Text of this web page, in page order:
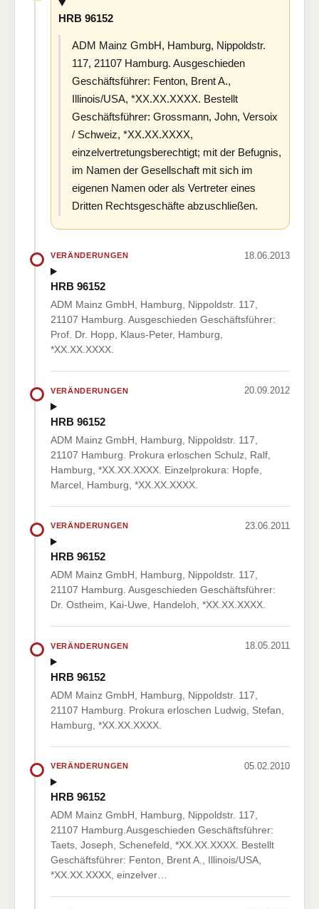
HRB 96152
ADM Mainz GmbH, Hamburg, Nippoldstr.
117, 21107 Hamburg. Ausgeschieden
Geschäftsführer: Fenton, Brent A.,
Illinois/USA, *XX.XX.XXXX. Bestellt
Geschäftsführer: Grossmann, John, Versoix
/ Schweiz, *XX.XX.XXXX,
einzelvertretungsberechtigt; mit der Befugnis,
im Namen der Gesellschaft mit sich im
eigenen Namen oder als Vertreter eines
Dritten Rechtsgeschäfte abzuschließen.
VERÄNDERUNGEN 18.06.2013
HRB 96152
ADM Mainz GmbH, Hamburg, Nippoldstr. 117,
21107 Hamburg. Ausgeschieden Geschäftsführer:
Prof. Dr. Hopp, Klaus-Peter, Hamburg,
*XX.XX.XXXX.
VERÄNDERUNGEN 20.09.2012
HRB 96152
ADM Mainz GmbH, Hamburg, Nippoldstr. 117,
21107 Hamburg. Prokura erloschen Schulz, Ralf,
Hamburg, *XX.XX.XXXX. Einzelprokura: Hopfe,
Marcel, Hamburg, *XX.XX.XXXX.
VERÄNDERUNGEN 23.06.2011
HRB 96152
ADM Mainz GmbH, Hamburg, Nippoldstr. 117,
21107 Hamburg. Ausgeschieden Geschäftsführer:
Dr. Ostheim, Kai-Uwe, Handeloh, *XX.XX.XXXX.
VERÄNDERUNGEN 18.05.2011
HRB 96152
ADM Mainz GmbH, Hamburg, Nippoldstr. 117,
21107 Hamburg. Prokura erloschen Ludwig, Stefan,
Hamburg, *XX.XX.XXXX.
VERÄNDERUNGEN 05.02.2010
HRB 96152
ADM Mainz GmbH, Hamburg, Nippoldstr. 117,
21107 Hamburg.Ausgeschieden Geschäftsführer:
Taets, Joseph, Schenefeld, *XX.XX.XXXX. Bestellt
Geschäftsführer: Fenton, Brent A., Illinois/USA,
*XX.XX.XXXX, einzelver…